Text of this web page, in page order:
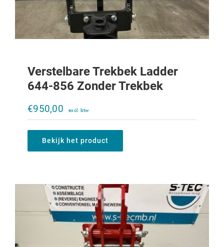
Verstelbare Trekbek Ladder
644-856 Zonder Trekbek
€950,00
Bekijk het product
Verstelbare trekbek Ladder 323-453
€500,00